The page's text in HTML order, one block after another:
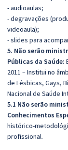
- audioaulas;
- degravações
videoaula);
- slides para
5. Não serão
Públicas da Saúde:
2011 – Institui no
de Lésbicas, Gays,
Nacional de Saúde
5.1 Não serão
Conhecimentos
histórico-
profissional.